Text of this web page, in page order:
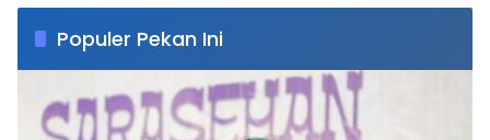
Populer Pekan Ini